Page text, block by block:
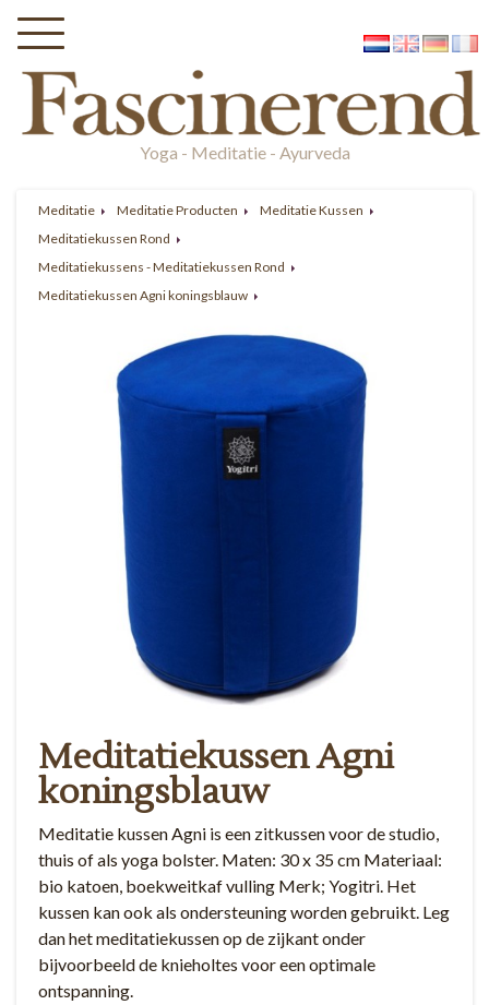
Yoga - Meditatie - Ayurveda
Meditatie Meditatie Producten
Meditatie Kussen
Meditatiekussen Rond
Meditatiekussens - Meditatiekussen Rond
Meditatiekussen Agni koningsblauw
Meditatiekussen Agni
koningsblauw
Meditatie kussen Agni is een zitkussen voor de studio,
thuis of als yoga bolster. Maten: 30 x 35 cm Materiaal:
bio katoen, boekweitkaf vulling Merk; Yogitri. Het
kussen kan ook als ondersteuning worden gebruikt. Leg
dan het meditatiekussen op de zijkant onder
bijvoorbeeld de knieholtes voor een optimale
ontspanning.